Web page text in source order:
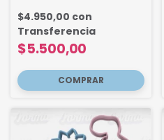
$5.500,00
$4.950,00 con
Transferencia